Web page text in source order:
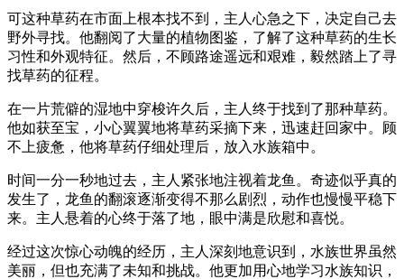
可这种草药在市面上根本找不到，主人心急之下，决定自己去
野外寻找。他翻阅了大量的植物图鉴，了解了这种草药的生长
习性和外观特征。然后，不顾路途遥远和艰难，毅然踏上了寻
找草药的征程。
在一片荒僻的湿地中穿梭许久后，主人终于找到了那种草药。
他如获至宝，小心翼翼地将草药采摘下来，迅速赶回家中。顾
不上疲惫，他将草药仔细处理后，放入水族箱中。
时间一分一秒地过去，主人紧张地注视着龙鱼。奇迹似乎真的
发生了，龙鱼的翻滚逐渐变得不那么剧烈，动作也慢慢平稳下
来。主人悬着的心终于落了地，眼中满是欣慰和喜悦。
经过这次惊心动魄的经历，主人深刻地意识到，水族世界虽然
美丽，但也充满了未知和挑战。他更加用心地学习水族知识，